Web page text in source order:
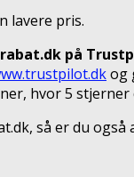
lavere pris.
på
og
hvor 5
så er du